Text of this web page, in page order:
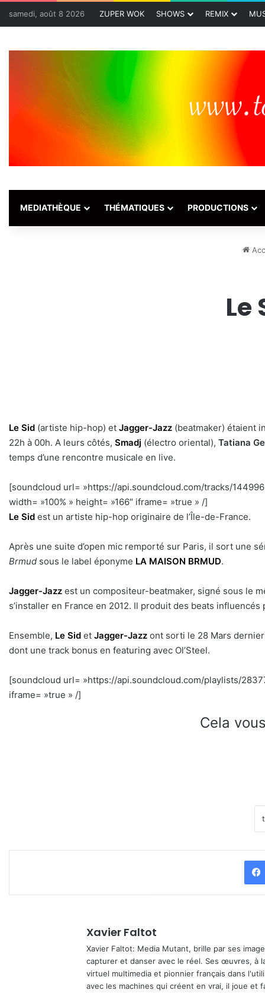
samedi, août 8 2026 ZUPER WOK SHOWS REMIX
MEDIATHÈQUE THÉMATIQUES PRODUCTIONS
Le
Le Sid (artiste hip-hop) et Jagger-Jazz (beatmaker) étaient
22h à 00h. A leurs côtés, Smadj (électro oriental), Tatiana
temps d’une rencontre musicale en live.
[soundcloud url= »https://api.soundcloud.com/tracks/
width= »100% » height= »166″ iframe= »true » /]
Le Sid est un artiste hip-hop originaire de l’Île-de-France.
Après une suite d’open mic remporté sur Paris, il sort une
Brmud sous le label éponyme LA MAISON BRMUD.
Jagger-Jazz est un compositeur-beatmaker, signé sous le
s’installer en France en 2012. Il produit des beats
Ensemble, Le Sid et Jagger-Jazz ont sorti le 28 Mars dernier
dont une track bonus en featuring avec Ol’Steel.
[soundcloud url= »https://api.soundcloud.com/playlists/
iframe= »true » /]
Cela
Xavier Faltot
Xavier Faltot: Media Mutant, brille par ses
capturer et danser avec le réel. Ses œuvres, à
virtuel multimedia et pionnier français dans
avec les machines qui créent en vrai, il joue et